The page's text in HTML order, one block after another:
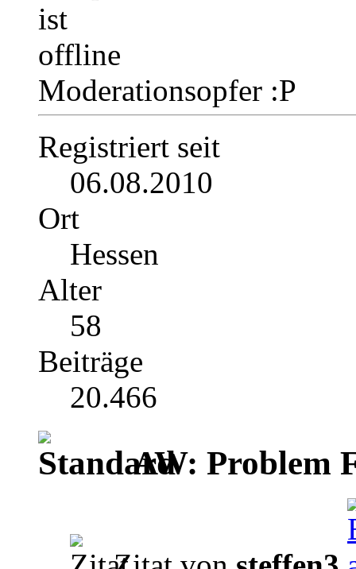
Moderationsopfer :P
Registriert seit
06.08.2010
Ort
Hessen
Alter
58
Beiträge
20.466
AW: Problem